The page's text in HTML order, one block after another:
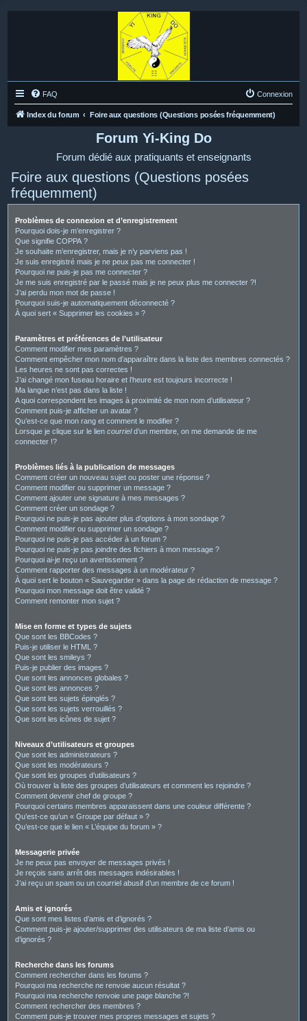
FAQ Connexion
Index du forum Foire aux questions (Questions posées fréquemment)
Forum Yi-King Do
Forum dédié aux pratiquants et enseignants
Foire aux questions (Questions posées
fréquemment)
Problèmes de connexion et d’enregistrement
Pourquoi dois-je m’enregistrer ?
Que signifie COPPA ?
Je souhaite m’enregistrer, mais je n’y parviens pas !
Je suis enregistré mais je ne peux pas me connecter !
Pourquoi ne puis-je pas me connecter ?
Je me suis enregistré par le passé mais je ne peux plus me connecter ?!
J’ai perdu mon mot de passe !
Pourquoi suis-je automatiquement déconnecté ?
À quoi sert « Supprimer les cookies » ?
Paramètres et préférences de l’utilisateur
Comment modifier mes paramètres ?
Comment empêcher mon nom d’apparaître dans la liste des membres connectés ?
Les heures ne sont pas correctes !
J’ai changé mon fuseau horaire et l’heure est toujours incorrecte !
Ma langue n’est pas dans la liste !
A quoi correspondent les images à proximité de mon nom d’utilisateur ?
Comment puis-je afficher un avatar ?
Qu’est-ce que mon rang et comment le modifier ?
Lorsque je clique sur le lien courrield’un membre, on me demande de me
connecter !?
Problèmes liés à la publication de messages
Comment créer un nouveau sujet ou poster une réponse ?
Comment modifier ou supprimer un message ?
Comment ajouter une signature à mes messages ?
Comment créer un sondage ?
Pourquoi ne puis-je pas ajouter plus d’options à mon sondage ?
Comment modifier ou supprimer un sondage ?
Pourquoi ne puis-je pas accéder à un forum ?
Pourquoi ne puis-je pas joindre des fichiers à mon message ?
Pourquoi ai-je reçu un avertissement ?
Comment rapporter des messages à un modérateur ?
À quoi sert le bouton « Sauvegarder » dans la page de rédaction de message ?
Pourquoi mon message doit être validé ?
Comment remonter mon sujet ?
Mise en forme et types de sujets
Que sont les BBCodes ?
Puis-je utiliser le HTML ?
Que sont les smileys ?
Puis-je publier des images ?
Que sont les annonces globales ?
Que sont les annonces ?
Que sont les sujets épinglés ?
Que sont les sujets verrouillés ?
Que sont les icônes de sujet ?
Niveaux d’utilisateurs et groupes
Que sont les administrateurs ?
Que sont les modérateurs ?
Que sont les groupes d’utilisateurs ?
Où trouver la liste des groupes d’utilisateurs et comment les rejoindre ?
Comment devenir chef de groupe ?
Pourquoi certains membres apparaissent dans une couleur différente ?
Qu’est-ce qu’un « Groupe par défaut » ?
Qu’est-ce que le lien « L’équipe du forum » ?
Messagerie privée
Je ne peux pas envoyer de messages privés !
Je reçois sans arrêt des messages indésirables !
J’ai reçu un spam ou un courriel abusif d’un membre de ce forum !
Amis et ignorés
Que sont mes listes d’amis et d’ignorés ?
Comment puis-je ajouter/supprimer des utilisateurs de ma liste d’amis ou
d’ignorés ?
Recherche dans les forums
Comment rechercher dans les forums ?
Pourquoi ma recherche ne renvoie aucun résultat ?
Pourquoi ma recherche renvoie une page blanche ?!
Comment rechercher des membres ?
Comment puis-je trouver mes propres messages et sujets ?